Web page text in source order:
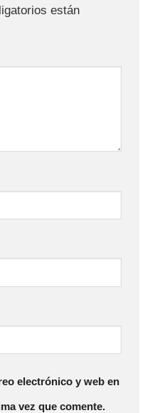
están
electrónico y web en
vez que comente.